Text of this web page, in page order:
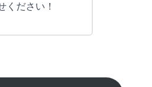
ください！